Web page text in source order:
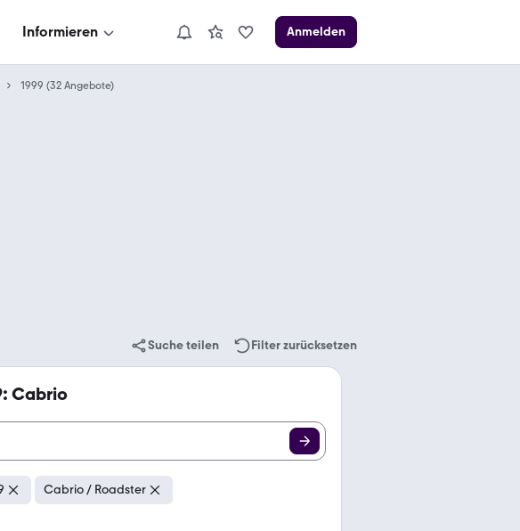
Informieren Anmelden
1999 (32 Angebote)
Suche teilen Filter zurücksetzen
Cabrio
Cabrio / Roadster